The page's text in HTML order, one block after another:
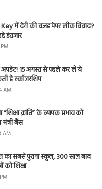
में देरी की वजह पेपर लीक विवाद?
इंतजार
अपडेट! 15 अगस्त से पहले कर लें ये
है स्कॉलरशिप
AM
क्रांति” के व्यापक प्रभाव को
मंत्री बैंस
AM
का सबसे पुराना स्कूल, 300 साल बाद
को शिक्षा